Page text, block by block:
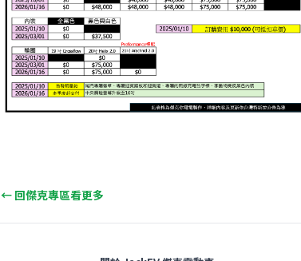
← 回傑克專區看更多